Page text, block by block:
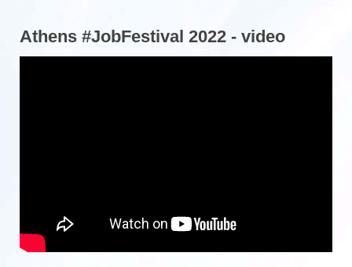
Athens #JobFestival 2022 - video